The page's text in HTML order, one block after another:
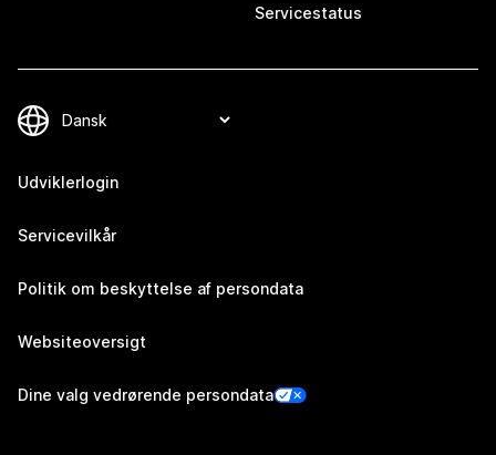
Servicestatus
Udviklerlogin
Servicevilkår
Politik om beskyttelse af persondata
Websiteoversigt
Dine valg vedrørende persondata